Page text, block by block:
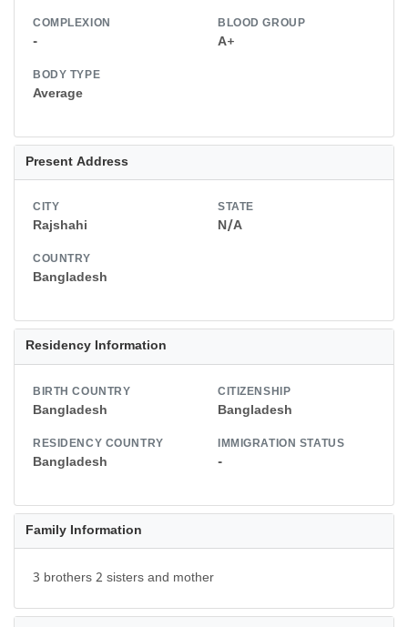
COMPLEXION
-
BLOOD GROUP
A+
BODY TYPE
Average
Present Address
CITY
Rajshahi
STATE
N/A
COUNTRY
Bangladesh
Residency Information
BIRTH COUNTRY
Bangladesh
CITIZENSHIP
Bangladesh
RESIDENCY COUNTRY
Bangladesh
IMMIGRATION STATUS
-
Family Information
3 brothers 2 sisters and mother